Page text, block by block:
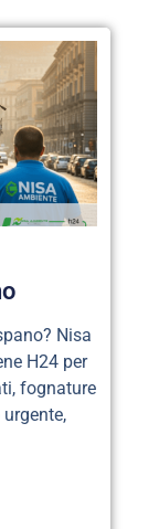
Nisa
H24 per
fognature